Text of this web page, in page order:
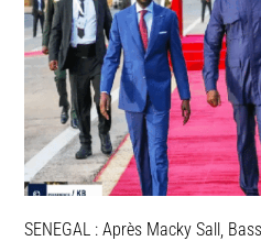
SENEGAL : Après Macky Sall,